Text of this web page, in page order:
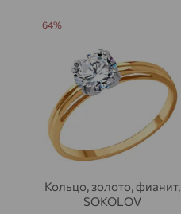
Кольцо, золото, фианит,
SOKOLOV
64%
доставка